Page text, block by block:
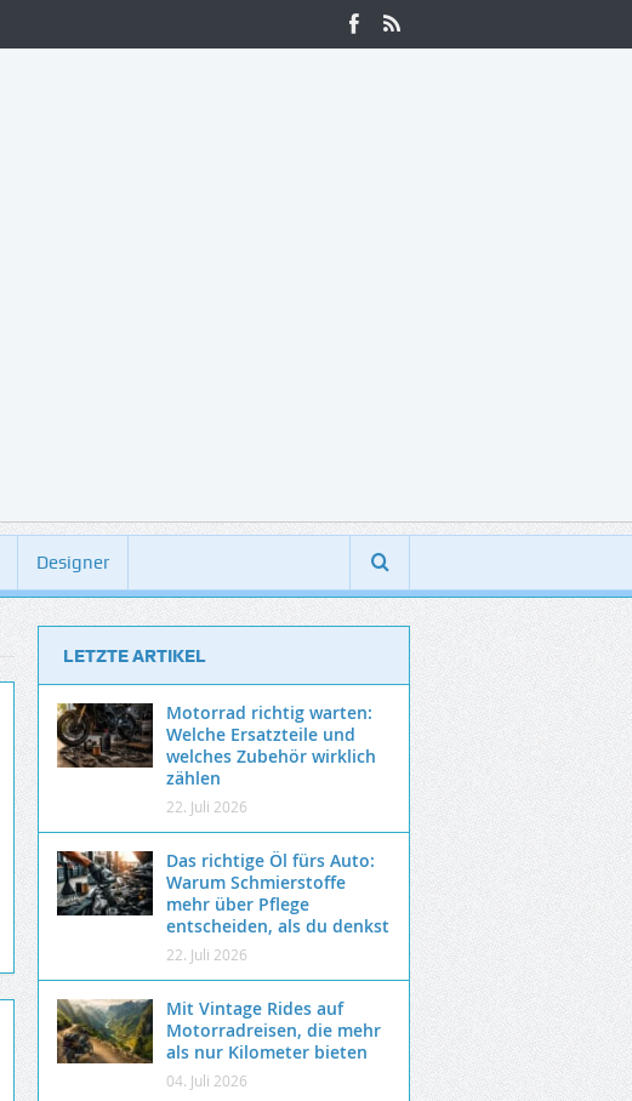
Designer
LETZTE ARTIKEL
Motorrad richtig warten:
Welche Ersatzteile und
welches Zubehör wirklich
zählen
22. Juli 2026
Das richtige Öl fürs Auto:
Warum Schmierstoffe
mehr über Pflege
entscheiden, als du denkst
22. Juli 2026
Mit Vintage Rides auf
Motorradreisen, die mehr
als nur Kilometer bieten
04. Juli 2026